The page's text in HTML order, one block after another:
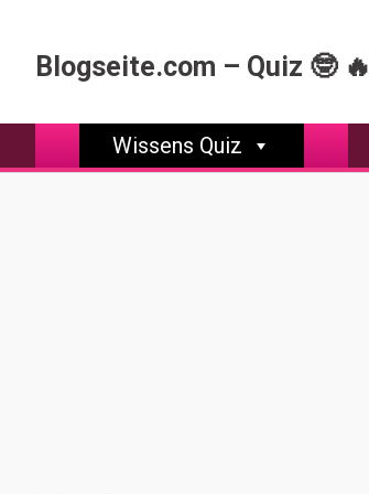
contentBlogseite.com – Quiz 🤓 🔥
Wissens Quiz